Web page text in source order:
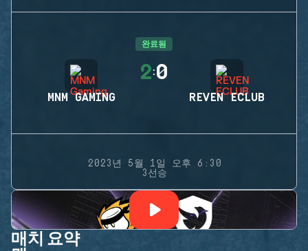
완료됨
MNM GAMING
2:0
REVEN ECLUB
2023년 5월 1일 오후 6:30
3선승
매치 요약